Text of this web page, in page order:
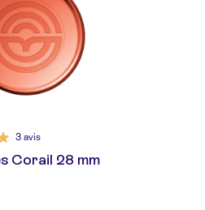
3 avis
Corail 28 mm